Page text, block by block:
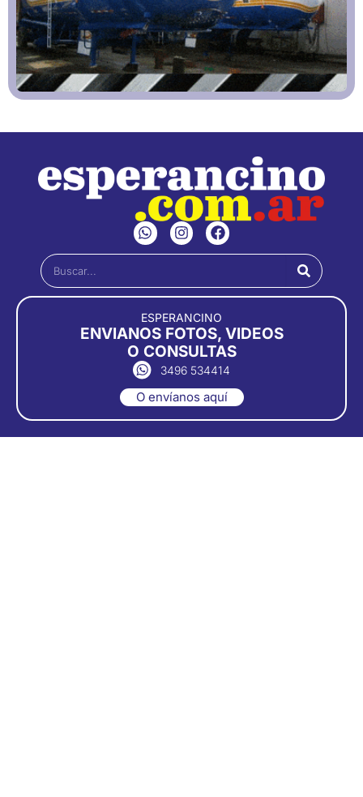
W
h
a
s
a
p
p
I
n
s
a
g
r
a
m
F
a
c
b
o
o
k
Buscar
ESPERANCINO
ENVIANOS FOTOS, VIDEOS
O CONSULTAS
3496 534414
O envíanos aquí